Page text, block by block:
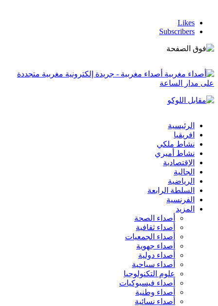
Likes
Subscribers
أصداء مغربية - جريدة إلكترونية مغربية متجددة
على مدار الساعة
الرئيسية
افريقيا
نشاط ملكي
نشاط أميري
الإقتصادية
الجالية
الرياضية
السلطة الرابعة
الفرنسية
المزيد
أصداء الصحة
أصداء ثقافية
أصداء الجمعيات
أصداء جهوية
أصداء دولية
أصداء سياحية
علوم التكنولوجيا
أصداء فيسبوكيات
أصداء وطنية
أصداء نسائية